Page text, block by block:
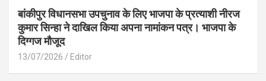
बांकीपुर विधानसभा उपचुनाव के लिए भाजपा के प्रत्याशी नीरज
कुमार सिन्हा ने दाखिल किया अपना नामांकन पत्र। भाजपा के
दिग्गज मौजूद
13/07/2026 Editor